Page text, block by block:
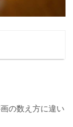
の数え方に違い